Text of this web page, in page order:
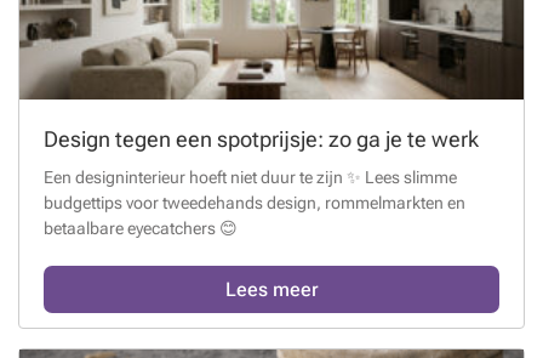
Design tegen een spotprijsje: zo ga je te werk
Een designinterieur hoeft niet duur te zijn ✨ Lees slimme
budgettips voor tweedehands design, rommelmarkten en
betaalbare eyecatchers 😊
Lees meer